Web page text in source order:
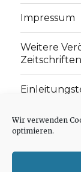
Wir verwenden
optimieren.
Impressum
Weitere
Zeitschriften
„schwachen